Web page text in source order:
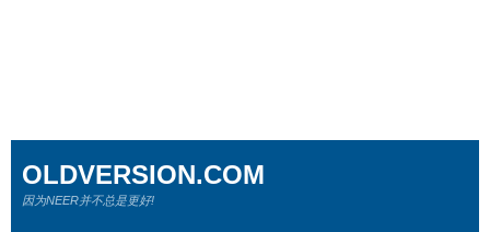
OLDVERSION.COM
因为NEER并不总是更好!